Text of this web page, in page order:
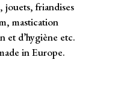
jouets, friandises
mastication
et d’hygiène etc.
in Europe.